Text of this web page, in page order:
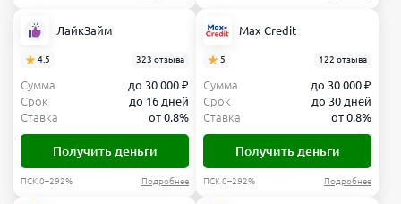
ЛайкЗайм
4.5 323 отзыва
Сумма
до 30 000 ₽
Срок
до 16 дней
Ставка
от 0.8%
Получить деньги
ПСК 0–292% Подробнее
Max Credit
5 122 отзыва
Сумма
до 30 000 ₽
Срок
до 30 дней
Ставка
от 0.8%
Получить деньги
ПСК 0–292% Подробнее